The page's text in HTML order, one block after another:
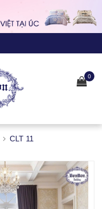
0
CLT 11